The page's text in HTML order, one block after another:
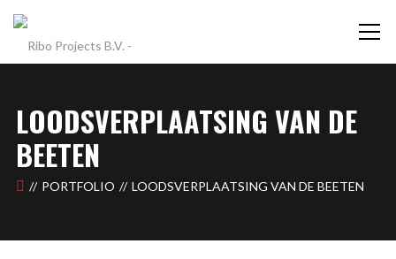
LOODSVERPLAATSING VAN DE
BEETEN
PORTFOLIO LOODSVERPLAATSING VAN DE BEETEN